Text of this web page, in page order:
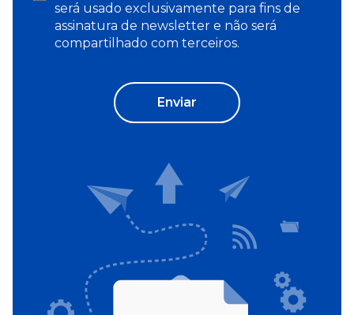
será usado exclusivamente para fins de
assinatura de newsletter e não será
compartilhado com terceiros.